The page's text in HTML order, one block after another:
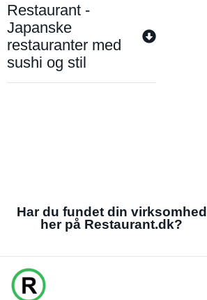
Restaurant -
Japanske
restauranter med
sushi og stil
Har du fundet din virksomhed
her på Restaurant.dk?